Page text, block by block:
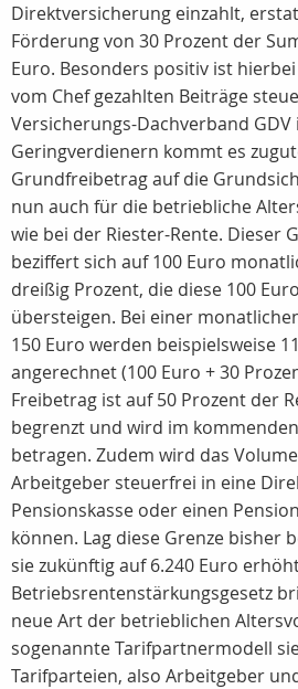
Direktversicherung einzahlt,
Förderung von 30 Prozent der
Euro. Besonders positiv ist
vom Chef gezahlten Beiträge
Versicherungs-Dachverband
Geringverdienern kommt es
Grundfreibetrag auf die
nun auch für die betriebliche
wie bei der Riester-Rente. Dieser
beziffert sich auf 100 Euro
dreißig Prozent, die diese 100
übersteigen. Bei einer
150 Euro werden beispielsweise
angerechnet (100 Euro + 30
Freibetrag ist auf 50 Prozent der
begrenzt und wird im
betragen. Zudem wird das
Arbeitgeber steuerfrei in eine
Pensionskasse oder einen
können. Lag diese Grenze bisher
sie zukünftig auf 6.240 Euro
Betriebsrentenstärkungsgesetz
neue Art der betrieblichen
sogenannte Tarifpartnermodell
Tarifparteien, also Arbeitgeber